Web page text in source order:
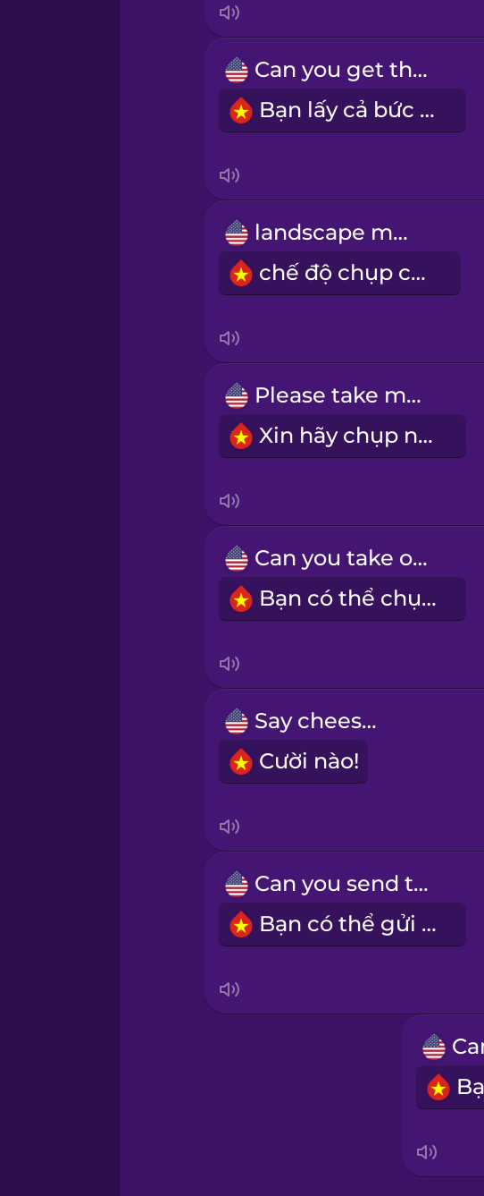
Italian
Korean
Mandarin Chinese
Māori
Norwegian
Polish
Romanian
Samoan
Serbian
Swahili
Can you get the statue behind us?
Bạn lấy cả bức tượng đằng sau chúng tôi được không?
landscape mode
chế độ chụp cảnh
Please take multiple photos.
Xin hãy chụp nhiều kiểu.
Can you take one more photo?
Bạn có thể chụp thêm một kiểu được không?
Say cheese!
Cười nào!
Can you send that photo to me?
Bạn có thể gửi ảnh đó cho tôi được không?